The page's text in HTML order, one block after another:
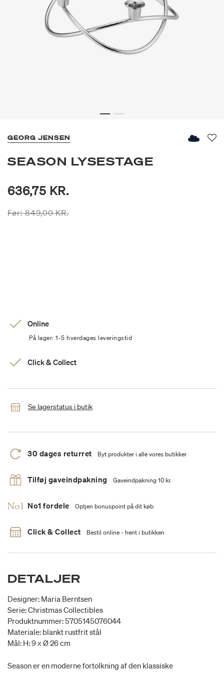
GEORG JENSEN
SEASON LYSESTAGE
636,75 KR.
Prisen er nedsat fra
Før:849,00 KR.til
Online
På lager: 1-5 hverdages leveringstid
Click & Collect
Se lagerstatus i butik
30 dages returret Byt produkter i alle vores butikker
Tilføj gaveindpakning Gaveindpakning 10 kr.
No1 fordele Optjen bonuspoint på dit køb
Click & Collect Bestil online - hent i butikken
DETALJER
Designer: Maria Berntsen
Serie: Christmas Collectibles
Produktnummer: 5705145076044
Materiale: blankt rustfrit stål
Mål: H: 9 x Ø 26 cm
Season er en moderne fortolkning af den klassiske